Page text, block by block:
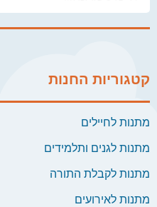
קטגוריות החנות
מתנות לחיילים
מתנות לגנים ותלמידים
מתנות לקבלת התורה
מתנות לאירועים